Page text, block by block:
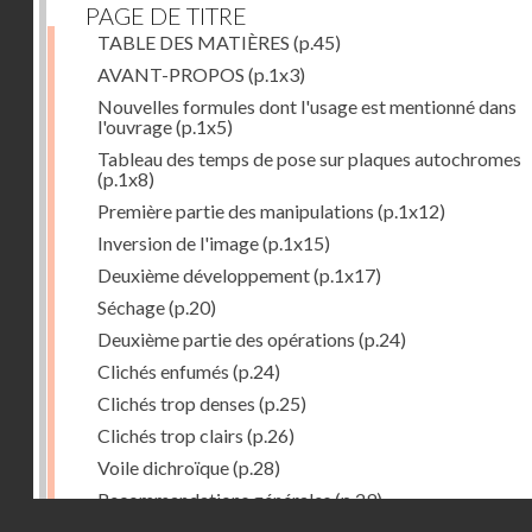
PAGE DE TITRE
TABLE DES MATIÈRES (p.45)
AVANT-PROPOS (p.1x3)
Nouvelles formules dont l'usage est mentionné dans
l'ouvrage(p.1x5)
Tableau des temps de pose sur plaques autochromes
(p.1x8)
Première partie des manipulations (p.1x12)
Inversion de l'image(p.1x15)
Deuxième développement(p.1x17)
Séchage(p.20)
Deuxième partie des opérations (p.24)
Clichés enfumés (p.24)
Clichés trop denses (p.25)
Clichés trop clairs (p.26)
Voile dichroïque(p.28)
Recommandations générales(p.29)